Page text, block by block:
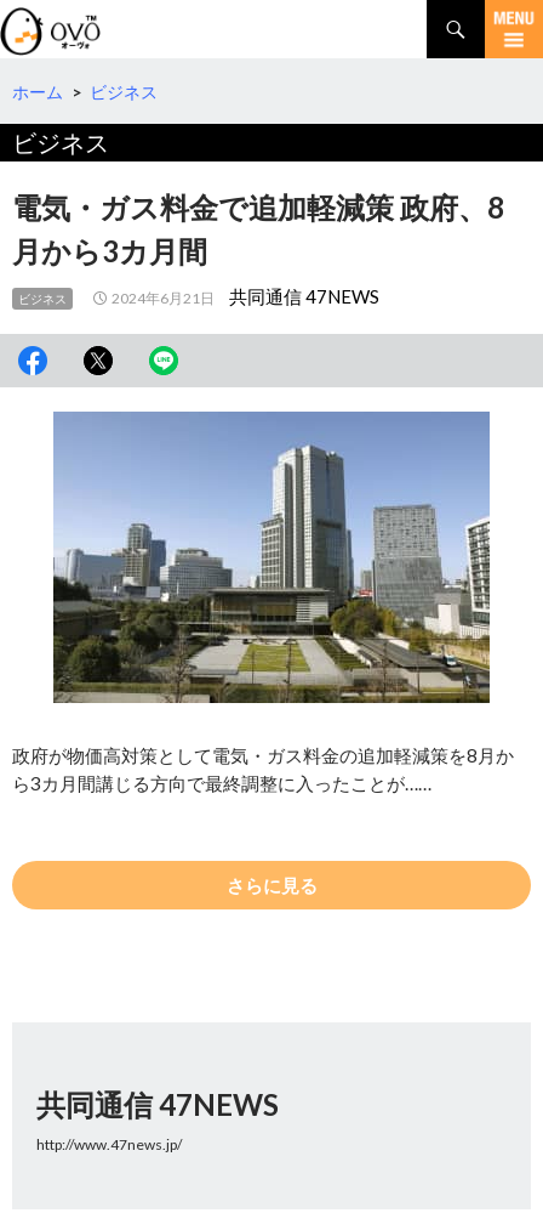
検
索
コ
テ
へ
移
ホーム > ビジネス
ビジネス
電気・ガス料金で追加軽減策 政府、8
月から3カ月間
ビジネス 2024年6月21日 共同通信 47NEWS
政府が物価高対策として電気・ガス料金の追加軽減策を8月か
ら3カ月間講じる方向で最終調整に入ったことが……
さらに見る
共同通信 47NEWS
http://www.47news.jp/